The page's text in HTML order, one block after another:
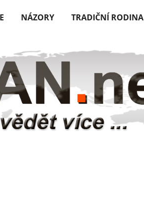
NÁZORY TRADIČNÍ RODINA